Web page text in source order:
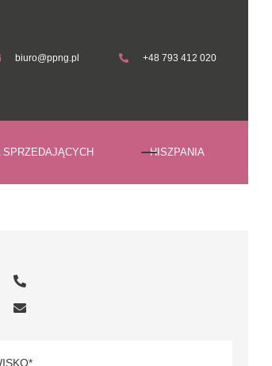
biuro@ppng.pl +48 793 412 020
SPRZEDAJĄCYCH HISZPANIA